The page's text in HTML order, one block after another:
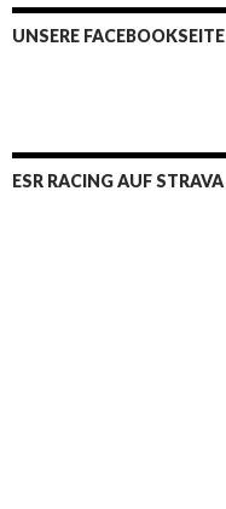
UNSERE FACEBOOKSEITE
ESR RACING AUF STRAVA